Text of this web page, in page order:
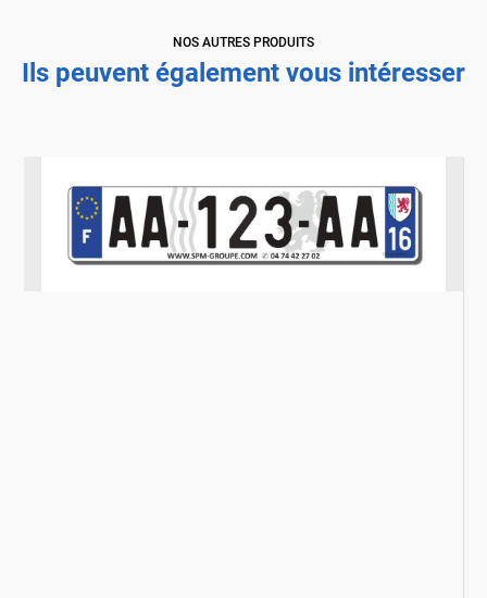
NOS AUTRES PRODUITS
Ils peuvent également vous intéresser